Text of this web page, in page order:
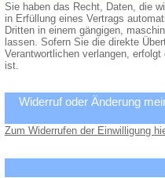
Sie haben das Recht, Daten, die
in Erfüllung eines Vertrags
Dritten in einem gängigen,
lassen. Sofern Sie die direkte
Verantwortlichen verlangen,
ist.
Widerruf oder Änderung
Zum Widerrufen der Einwilligung